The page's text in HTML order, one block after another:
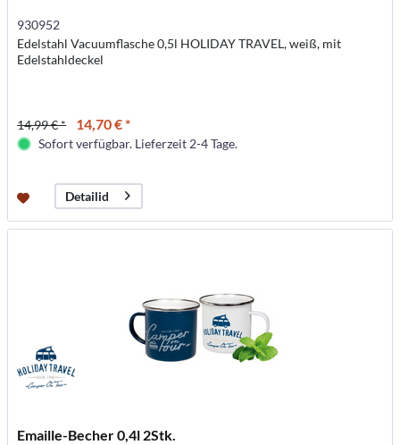
930952
Edelstahl Vacuumflasche 0,5l HOLIDAY TRAVEL, weiß, mit
Edelstahldeckel
14,99 € * 14,70 € *
Sofort verfügbar. Lieferzeit 2-4 Tage.
Detailid
Emaille-Becher 0,4l 2Stk.